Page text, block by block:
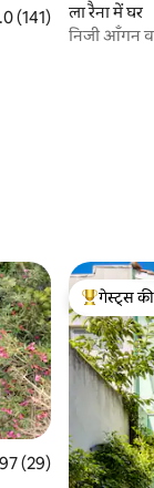
रेटिंग 5 में से 5.0, 141
(141)
ला रैना में घर
निजी आँगन
5 में से 4.97, 29
(29)
गेस्ट्स का
गेस्ट्स